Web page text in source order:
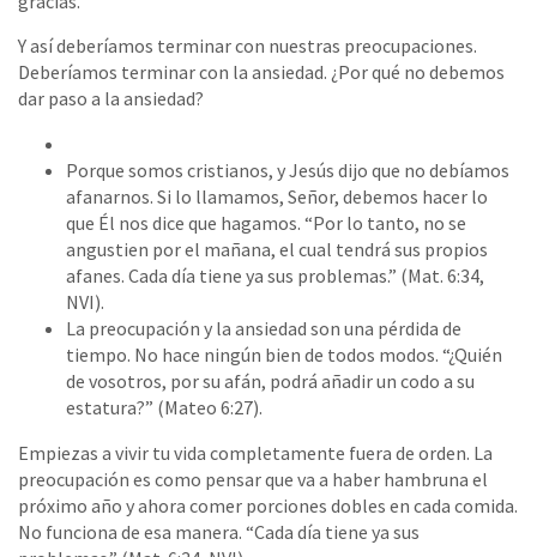
Y así deberíamos terminar con nuestras preocupaciones.
Deberíamos terminar con la ansiedad. ¿Por qué no debemos
dar paso a la ansiedad?
Porque somos cristianos, y Jesús dijo que no debíamos
afanarnos. Si lo llamamos, Señor, debemos hacer lo
que Él nos dice que hagamos. “Por lo tanto, no se
angustien por el mañana, el cual tendrá sus propios
afanes. Cada día tiene ya sus problemas.” (Mat. 6:34,
NVI).
La preocupación y la ansiedad son una pérdida de
tiempo. No hace ningún bien de todos modos. “¿Quién
de vosotros, por su afán, podrá añadir un codo a su
estatura?” (Mateo 6:27).
Empiezas a vivir tu vida completamente fuera de orden. La
preocupación es como pensar que va a haber hambruna el
próximo año y ahora comer porciones dobles en cada comida.
No funciona de esa manera. “Cada día tiene ya sus